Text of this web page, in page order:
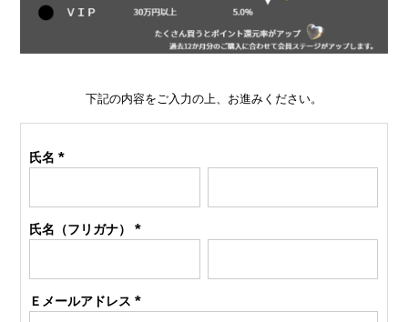
下記の内容をご入力の上、お進みください。
氏名
氏名（フリガナ）
Ｅメールアドレス